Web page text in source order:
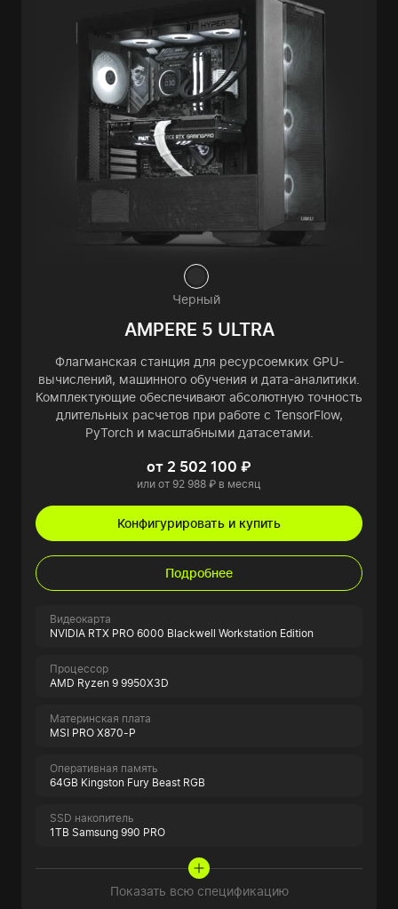
Черный
AMPERE 5 ULTRA
Флагманская станция для ресурсоемких GPU-
вычислений, машинного обучения и дата-аналитики.
Комплектующие обеспечивают абсолютную точность
длительных расчетов при работе с TensorFlow,
PyTorch и масштабными датасетами.
от 2 502 100 ₽
или от 92 988 ₽ в месяц
Конфигурировать и купить
Подробнее
Видеокарта
NVIDIA RTX PRO 6000 Blackwell Workstation Edition
Процессор
AMD Ryzen 9 9950X3D
Материнская плата
MSI PRO X870-P
Оперативная память
64GB Kingston Fury Beast RGB
SSD накопитель
1TB Samsung 990 PRO
Показать всю спецификацию